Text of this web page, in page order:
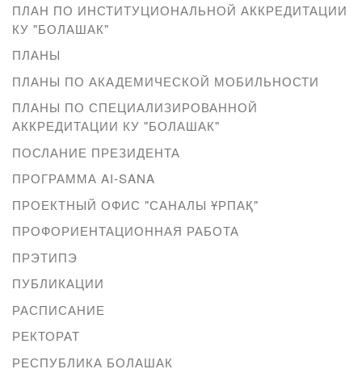
ПЛАН ПО ИНСТИТУЦИОНАЛЬНОЙ АККРЕДИТАЦИИ
КУ "БОЛАШАК"
ПЛАНЫ
ПЛАНЫ ПО АКАДЕМИЧЕСКОЙ МОБИЛЬНОСТИ
ПЛАНЫ ПО СПЕЦИАЛИЗИРОВАННОЙ
АККРЕДИТАЦИИ КУ "БОЛАШАК"
ПОСЛАНИЕ ПРЕЗИДЕНТА
ПРОГРАММА AI-SANA
ПРОЕКТНЫЙ ОФИС "САНАЛЫ ҰРПАҚ"
ПРОФОРИЕНТАЦИОННАЯ РАБОТА
ПРЭТИПЭ
ПУБЛИКАЦИИ
РАСПИСАНИЕ
РЕКТОРАТ
РЕСПУБЛИКА БОЛАШАК